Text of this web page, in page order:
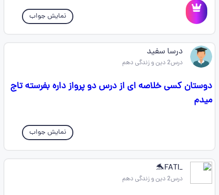
نمایش جواب
درسا سفید
درس2 دین و زندگی دهم
دوستان کسی خلاصه ای از درس دو پرواز داره بفرسته تاج
میدم
نمایش جواب
_FATI🐬
درس2 دین و زندگی دهم